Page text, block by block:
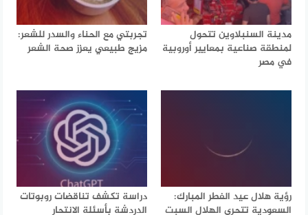
مدينة السنبلاوين تتحول
لمنطقة صناعية بمعايير أوروبية
في مصر
تجربتي مع الحناء والسدر للشعر:
مزيج طبيعي يعزز صحة الشعر
رؤية هلال عيد الفطر المبارك:
السعودية تتحرى الهلال السبت
دراسة تكشف تناقضات روبوتات
الدردشة بأسئلة الانتحار